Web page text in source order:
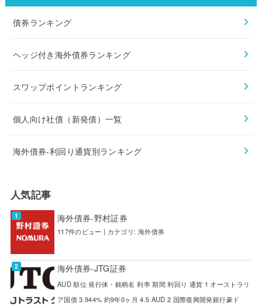
債券ランキング
ヘッジ付き海外債券ランキング
スワップポイントランキング
個人向け社債（新発債）一覧
海外債券-利回り通貨別ランキング
人気記事
海外債券-野村証券
117件のビュー | カテゴリ: 海外債券
海外債券-JTG証券
AUD 順位 発行体・銘柄名 利率 期間 利回り 通貨 1 オーストラリ
ア国債 3.944% 約9年0ヶ月 4.5 AUD 2 国際復興開発銀行豪ド